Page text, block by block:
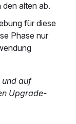
alten ab.
für diese
Phase nur
und auf
Upgrade-